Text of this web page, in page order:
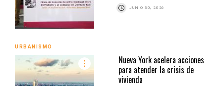
JUNIO 30, 2026
URBANISMO
Nueva York acelera acciones
para atender la crisis de
vivienda